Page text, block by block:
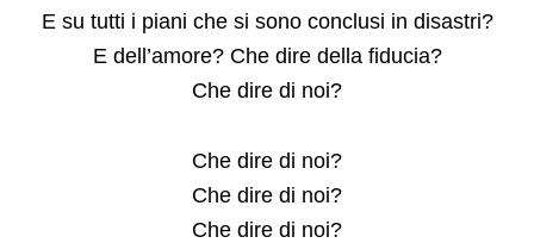
E su tutti i piani che si sono conclusi in disastri?
E dell’amore? Che dire della fiducia?
Che dire di noi?
Che dire di noi?
Che dire di noi?
Che dire di noi?